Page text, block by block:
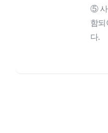
⑤ 사
함되
다.